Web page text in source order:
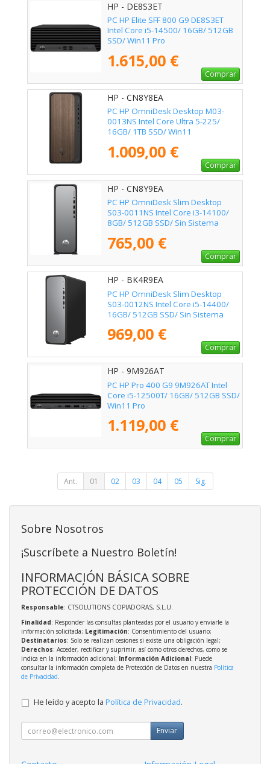
HP - DE8S3ET
PC HP Elite SFF 800 G9 DE8S3ET
Intel Core i5-14500/ 16GB/ 512GB
SSD/ Win11 Pro
1.615,00 €
Comprar
HP - CN8Y8EA
PC HP OmniDesk Desktop M03-
0013NS Intel Core Ultra 5-225/
16GB/ 1TB SSD/ Win11
1.009,00 €
Comprar
HP - CN8Y9EA
PC HP OmniDesk Slim Desktop
S03-0011NS Intel Core i3-14100/
8GB/ 512GB SSD/ Sin Sistema
765,00 €
Comprar
HP - BK4R9EA
PC HP OmniDesk Slim Desktop
S03-0012NS Intel Core i5-14400/
16GB/ 512GB SSD/ Sin Sistema
969,00 €
Comprar
HP - 9M926AT
PC HP Pro 400 G9 9M926AT Intel
Core i5-12500T/ 16GB/ 512GB SSD/
Win11 Pro
1.119,00 €
Comprar
Ant. 01 02 03 04 05 Sig.
Sobre Nosotros
¡Suscríbete a Nuestro Boletín!
INFORMACIÓN BÁSICA SOBRE
PROTECCIÓN DE DATOS
Responsable: CTSOLUTIONS COPIADORAS, S.L.U.
Finalidad: Responder las consultas planteadas por el usuario y enviarle la
información solicitada; Legitimación: Consentimiento del usuario;
Destinatarios: Solo se realizan cesiones si existe una obligación legal;
Derechos: Acceder, rectificar y suprimir, así como otros derechos, como se
indica en la información adicional; Información Adicional: Puede
consultar la información completa de Protección de Datos en nuestra Política
de Privacidad.
He leído y acepto la Política de Privacidad.
Enviar